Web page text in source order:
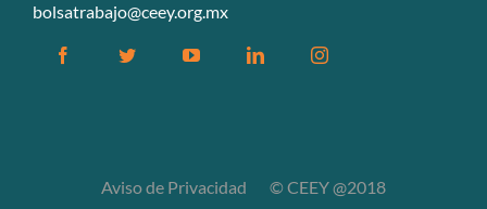
bolsatrabajo@ceey.org.mx
FacebookTwitter YouTubeLinkedinInstagram
Aviso de Privacidad © CEEY @2018